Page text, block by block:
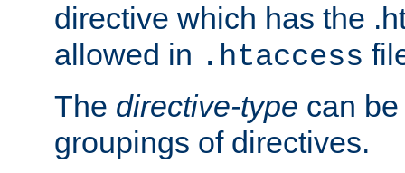
directive which has the
allowed in .htaccess
The directive-type can
groupings of directives.